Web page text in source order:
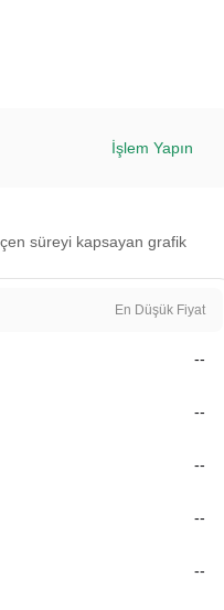
İşlem Yapın
süreyi kapsayan grafik
En Düşük Fiyat
--
--
--
--
--